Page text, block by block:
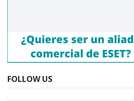
FOLLOW US